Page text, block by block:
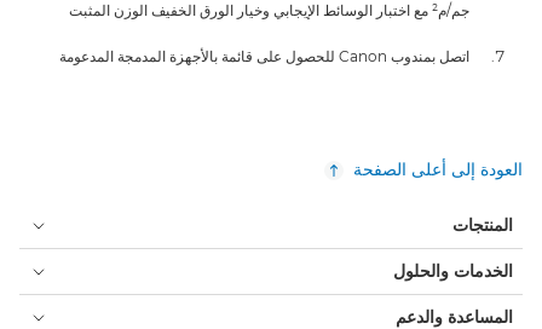
جم/م² مع اختبار الوسائط الإيجابي وخيار الورق الخفيف الوزن المثبت
اتصل بمندوب Canon للحصول على قائمة بالأجهزة المدمجة المدعومة
العودة إلى أعلى الصفحة
المنتجات
الخدمات والحلول
المساعدة والدعم